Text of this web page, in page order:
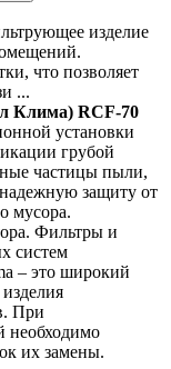
изделие
что позволяет
...
Клима) RCF-70
установки
грубой
частицы пыли,
защиту от
мусора.
Фильтры и
систем
– это широкий
При
необходимо
их замены.